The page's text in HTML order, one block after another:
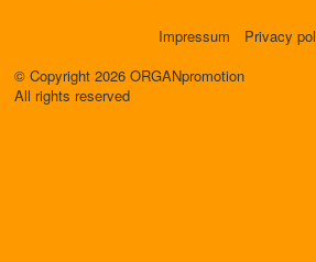
Impressum
Privacy
© Copyright 2026 ORGANpromotion
All rights reserved